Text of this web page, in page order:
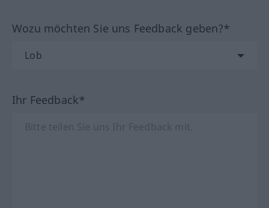
Wozu möchten Sie uns Feedback geben?*
Ihr Feedback*